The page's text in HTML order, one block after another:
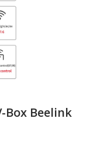
Box Beelink